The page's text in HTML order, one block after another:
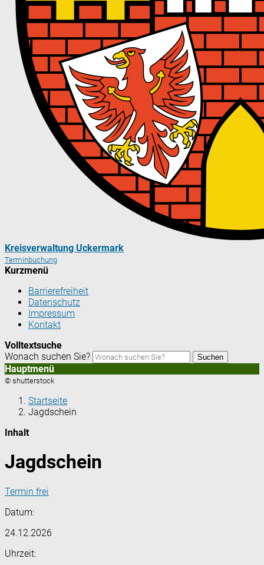
Kreisverwaltung Uckermark
Terminbuchung
Kurzmenü
Barrierefreiheit
Datenschutz
Impressum
Kontakt
Volltextsuche
Wonach suchen Sie?
Suchen
Hauptmenü
© shutterstock
Startseite
Jagdschein
Inhalt
Jagdschein
Termin frei
Datum:
24.12.2026
Uhrzeit: